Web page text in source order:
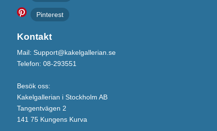
Pinterest
Kontakt
Mail: Support@kakelgallerian.se
Telefon: 08-293551
Besök oss:
Kakelgallerian i Stockholm AB
Tangentvägen 2
141 75 Kungens Kurva